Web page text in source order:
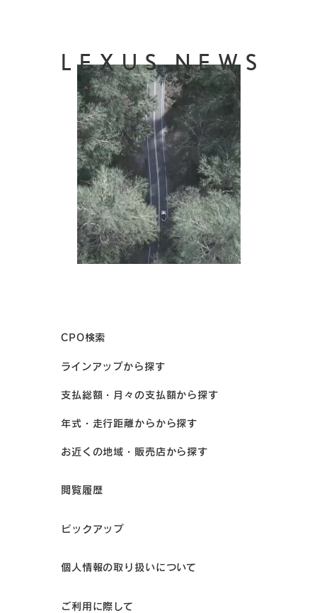
LEXUS NEWS
CPO検索
ラインアップから探す
支払総額・月々の支払額から探す
年式・走行距離からから探す
お近くの地域・販売店から探す
閲覧履歴
ピックアップ
個人情報の取り扱いについて
ご利用に際して